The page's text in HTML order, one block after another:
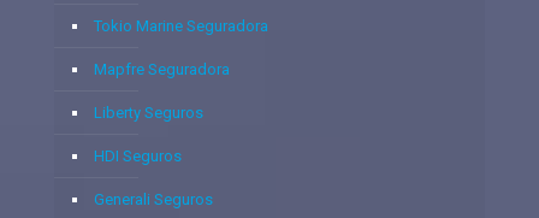
Tokio Marine Seguradora
Mapfre Seguradora
Liberty Seguros
HDI Seguros
Generali Seguros